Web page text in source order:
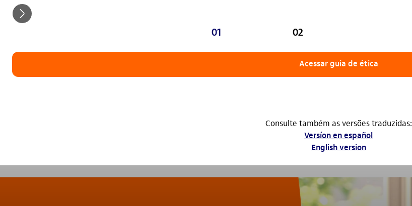
seta_direita
01 02
Acessar guia de ética
Consulte também as versões traduzidas:
Versíon en español
English version